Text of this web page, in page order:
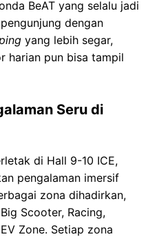
BeAT yang selalu jadi
dengan
yang lebih segar,
harian pun bisa tampil
Seru di
di Hall 9-10 ICE,
pengalaman imersif
zona dihadirkan,
Scooter, Racing,
Zone. Setiap zona